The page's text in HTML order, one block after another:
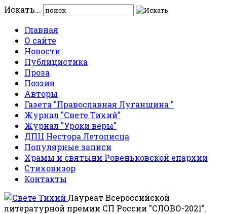
Искать...
Главная
О сайте
Новости
Публицистика
Проза
Поэзия
Авторы
Газета "Православная Луганщина "
Журнал "Свете Тихий"
Журнал "Уроки веры"
ДПЦ Нестора Летописца
Популярные записи
Храмы и святыни Ровеньковской епархии
Стиховизор
Контакты
Лауреат Всероссийской
литературной премии СП России "СЛОВО-2021".